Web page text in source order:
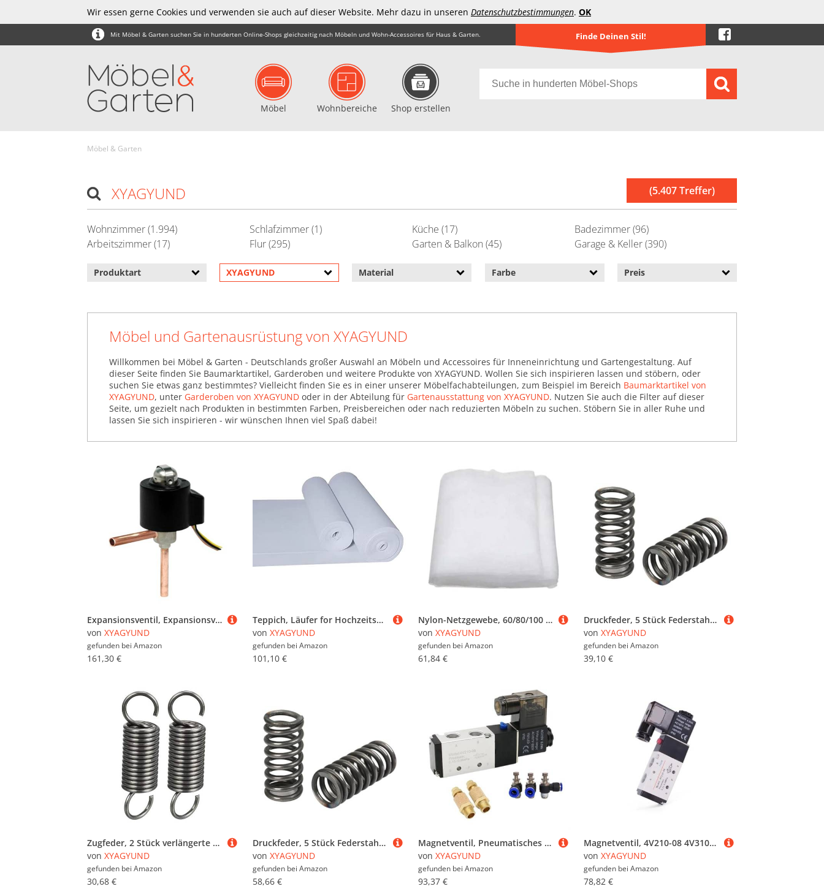
Wir essen gerne Cookies und verwenden sie auch auf dieser Website. Mehr dazu in unseren Datenschutzbestimmungen. OK
Mit Möbel & Garten suchen Sie in hunderten Online-Shops gleichzeitig nach Möbeln und Wohn-Accessoires für Haus & Garten. Finde Deinen Stil!
Möbel Wohnbereiche Shop erstellen
Möbel & Garten
(5.407 Treffer)
XYAGYUND
Wohnzimmer (1.994) Schlafzimmer (1) Küche (17)
Badezimmer (96)
Arbeitszimmer (17)
Flur (295) Garten & Balkon (45) Garage & Keller (390)
Produktart XYAGYUND Material Farbe Preis
Möbel und Gartenausrüstung von XYAGYUND
Willkommen bei Möbel & Garten - Deutschlands großer Auswahl an Möbeln und Accessoires für Inneneinrichtung und Gartengestaltung. Auf
dieser Seite finden Sie Baumarktartikel, Garderoben und weitere Produkte von XYAGYUND. Wollen Sie sich inspirieren lassen und stöbern, oder
suchen Sie etwas ganz bestimmtes? Vielleicht finden Sie es in einer unserer Möbelfachabteilungen, zum Beispiel im Bereich Baumarktartikel von
XYAGYUND, unter Garderoben von XYAGYUND oder in der Abteilung für Gartenausstattung von XYAGYUND. Nutzen Sie auch die Filter auf dieser
Seite, um gezielt nach Produkten in bestimmten Farben, Preisbereichen oder nach reduzierten Möbeln zu suchen. Stöbern Sie in aller Ruhe und
lassen Sie sich inspirieren - wir wünschen Ihnen viel Spaß dabei!
Expansionsventil, Expansionsventil Expansionsventile UKV10D, UKV14D, UKV18D, UKV25D, UKV32D, UKV40D(UKV10D)
von XYAGYUND
gefunden bei Amazon
161,30 €
Teppich, Läufer for Hochzeitsgänge, weißer Laufsteg-Teppich, rutschfeste Teppichläuferrolle for Hochzeiten, Partys, drinnen oder draußen, Zubehör, zuschneidbares Polyester(1x10m)
von XYAGYUND
gefunden bei Amazon
101,10 €
Nylon-Netzgewebe, 60/80/100 Mesh Gartenarbeit/Nebel/Nylon/Schutz for Gewächshaus FineScreen Stoff Weiß 1pc(3 metersX20MX80MESH)
von XYAGYUND
gefunden bei Amazon
61,84 €
Druckfeder, 5 Stück Federstahl 2,8 x 36 70 mm, Drahtdurchmesser, Außendurchmesser, freie Länge(2.8 x 36 x 60 mm)
von XYAGYUND
gefunden bei Amazon
39,10 €
Zugfeder, 2 Stück verlängerte Zugfeder,5 x 16 300 mm, Drahtdurchmesser, Außendurchmesser, freie Länge, Federstahl-Doppelhaken-Zugfeder(2.5 x 16 x 100 mm)
von XYAGYUND
gefunden bei Amazon
30,68 €
Druckfeder, 5 Stück Federstahl 3, x 38 90 mm, Drahtdurchmesser, Außendurchmesser, freie Länge(3.5 x 38 x 150 mm)
von XYAGYUND
gefunden bei Amazon
58,66 €
Magnetventil, Pneumatisches elektrisches Magnetventil 4V210-08 5-Wege-2-Positionen-Steuerventil for Luft und Gas, 12 V, 24 V, 220 V, 4 mm-12 mm Schlauchverschraubungen, 1 Stück(Sl 6mm Adjust,AC220)
von XYAGYUND
gefunden bei Amazon
93,37 €
Magnetventil, 4V210-08 4V310-10 4V410-15 Pneumatisches elektrisches Magnetventil Wegeventil Magnetventil 24V 220V(4v210-08,AC110)
von XYAGYUND
gefunden bei Amazon
78,82 €